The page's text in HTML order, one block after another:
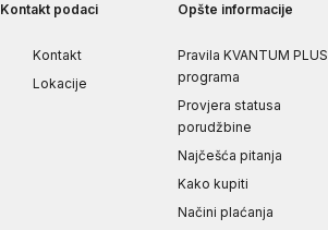
Kontakt podaci
Kontakt
Lokacije
Opšte informacije
Pravila KVANTUM PLUS
programa
Provjera statusa
porudžbine
Najčešća pitanja
Kako kupiti
Načini plaćanja